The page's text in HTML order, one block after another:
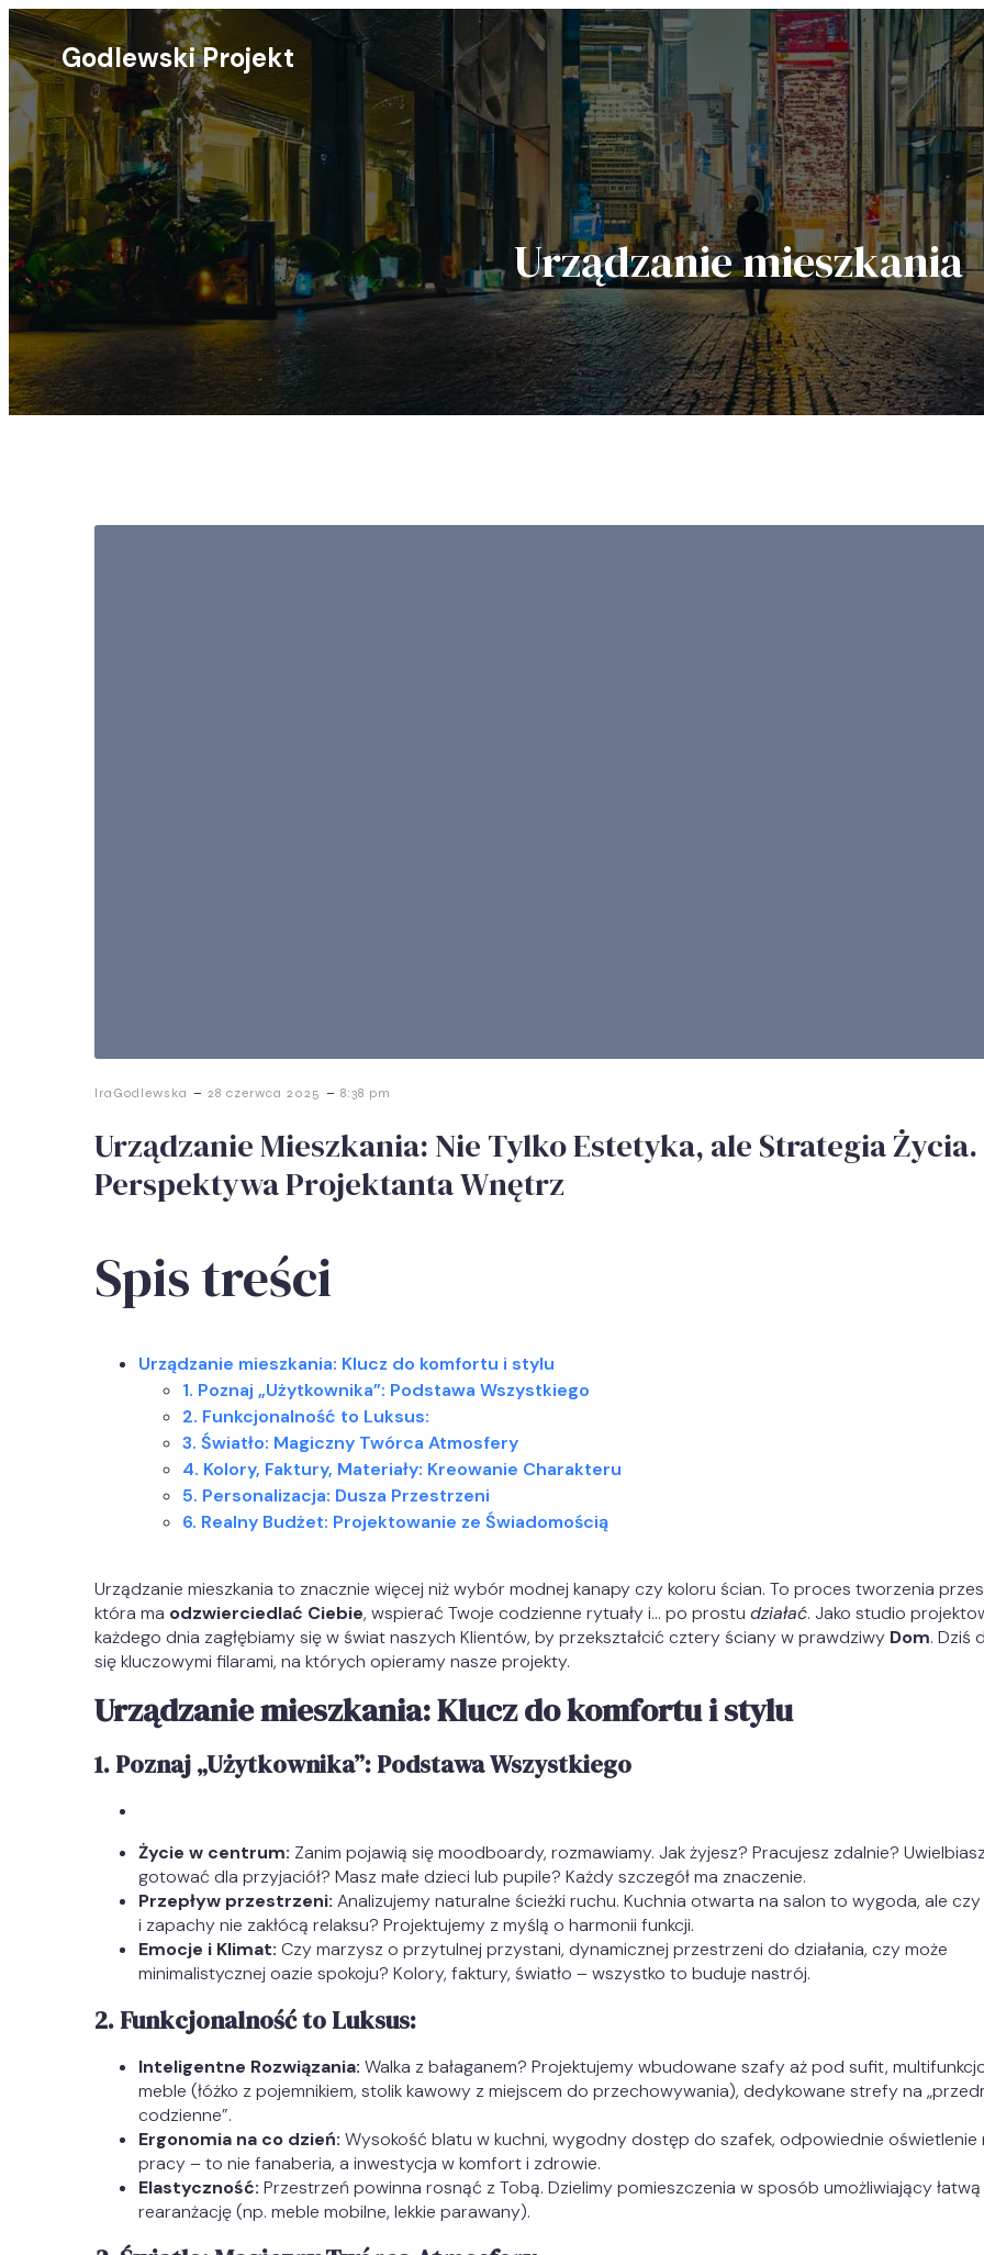
Godlewski Projekt
Urządzanie mieszkania
IraGodlewska - 28 czerwca 2025 - 8:38 pm
Urządzanie Mieszkania: Nie Tylko Estetyka, ale Strategia Życia.
Perspektywa Projektanta Wnętrz
Spis treści
Urządzanie mieszkania: Klucz do komfortu i stylu
1. Poznaj „Użytkownika”: Podstawa Wszystkiego
2. Funkcjonalność to Luksus:
3. Światło: Magiczny Twórca Atmosfery
4. Kolory, Faktury, Materiały: Kreowanie Charakteru
5. Personalizacja: Dusza Przestrzeni
6. Realny Budżet: Projektowanie ze Świadomością
Urządzanie mieszkania to znacznie więcej niż wybór modnej kanapy czy koloru ścian. To proces tworzenia
która ma odzwierciedlać Ciebie, wspierać Twoje codzienne rytuały i… po prostu działać. Jako studio
każdego dnia zagłębiamy się w świat naszych Klientów, by przekształcić cztery ściany w prawdziwy Dom. Dziś
się kluczowymi filarami, na których opieramy nasze projekty.
Urządzanie mieszkania: Klucz do komfortu i stylu
1. Poznaj „Użytkownika”: Podstawa Wszystkiego
Życie w centrum: Zanim pojawią się moodboardy, rozmawiamy. Jak żyjesz? Pracujesz zdalnie? Uwielbiasz
gotować dla przyjaciół? Masz małe dzieci lub pupile? Każdy szczegół ma znaczenie.
Przepływ przestrzeni: Analizujemy naturalne ścieżki ruchu. Kuchnia otwarta na salon to wygoda, ale czy
i zapachy nie zakłócą relaksu? Projektujemy z myślą o harmonii funkcji.
Emocje i Klimat: Czy marzysz o przytulnej przystani, dynamicznej przestrzeni do działania, czy może
minimalistycznej oazie spokoju? Kolory, faktury, światło – wszystko to buduje nastrój.
2. Funkcjonalność to Luksus:
Inteligentne Rozwiązania: Walka z bałaganem? Projektujemy wbudowane szafy aż pod sufit,
meble (łóżko z pojemnikiem, stolik kawowy z miejscem do przechowywania), dedykowane strefy na
codzienne”.
Ergonomia na co dzień: Wysokość blatu w kuchni, wygodny dostęp do szafek, odpowiednie oświetlenie
pracy – to nie fanaberia, a inwestycja w komfort i zdrowie.
Elastyczność: Przestrzeń powinna rosnąć z Tobą. Dzielimy pomieszczenia w sposób umożliwiający łatwą
rearanżację (np. meble mobilne, lekkie parawany).